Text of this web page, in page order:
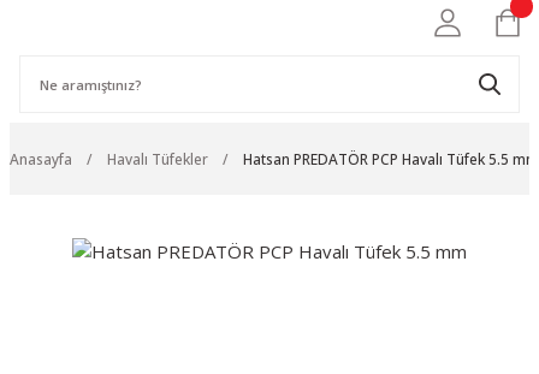
Anasayfa Havalı Tüfekler Hatsan PREDATÖR PCP Havalı Tüfek 5.5 mm